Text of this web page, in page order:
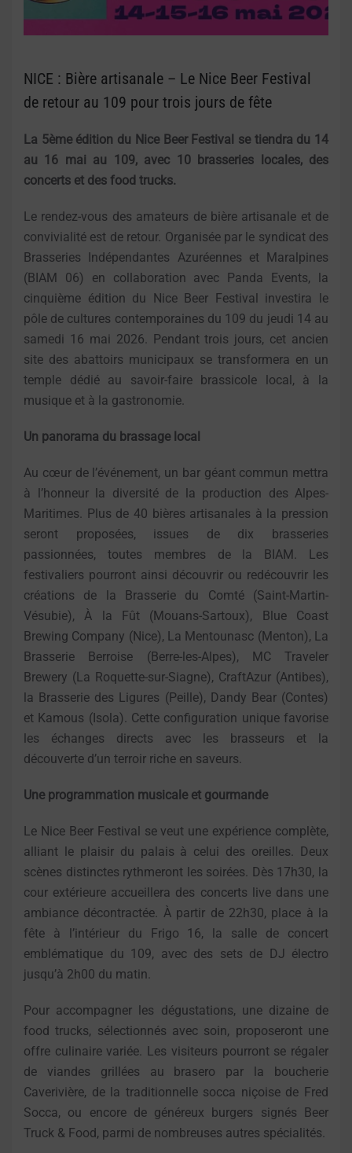
NICE : Bière artisanale – Le Nice Beer Festival
de retour au 109 pour trois jours de fête
La 5ème édition du Nice Beer Festival se tiendra du 14
au 16 mai au 109, avec 10 brasseries locales, des
concerts et des food trucks.
Le rendez-vous des amateurs de bière artisanale et de
convivialité est de retour. Organisée par le syndicat des
Brasseries Indépendantes Azuréennes et Maralpines
(BIAM 06) en collaboration avec Panda Events, la
cinquième édition du Nice Beer Festival investira le
pôle de cultures contemporaines du 109 du jeudi 14 au
samedi 16 mai 2026. Pendant trois jours, cet ancien
site des abattoirs municipaux se transformera en un
temple dédié au savoir-faire brassicole local, à la
musique et à la gastronomie.
Un panorama du brassage local
Au cœur de l’événement, un bar géant commun mettra
à l’honneur la diversité de la production des Alpes-
Maritimes. Plus de 40 bières artisanales à la pression
seront proposées, issues de dix brasseries
passionnées, toutes membres de la BIAM. Les
festivaliers pourront ainsi découvrir ou redécouvrir les
créations de la Brasserie du Comté (Saint-Martin-
Vésubie), À la Fût (Mouans-Sartoux), Blue Coast
Brewing Company (Nice), La Mentounasc (Menton), La
Brasserie Berroise (Berre-les-Alpes), MC Traveler
Brewery (La Roquette-sur-Siagne), CraftAzur (Antibes),
la Brasserie des Ligures (Peille), Dandy Bear (Contes)
et Kamous (Isola). Cette configuration unique favorise
les échanges directs avec les brasseurs et la
découverte d’un terroir riche en saveurs.
Une programmation musicale et gourmande
Le Nice Beer Festival se veut une expérience complète,
alliant le plaisir du palais à celui des oreilles. Deux
scènes distinctes rythmeront les soirées. Dès 17h30, la
cour extérieure accueillera des concerts live dans une
ambiance décontractée. À partir de 22h30, place à la
fête à l’intérieur du Frigo 16, la salle de concert
emblématique du 109, avec des sets de DJ électro
jusqu’à 2h00 du matin.
Pour accompagner les dégustations, une dizaine de
food trucks, sélectionnés avec soin, proposeront une
offre culinaire variée. Les visiteurs pourront se régaler
de viandes grillées au brasero par la boucherie
Caverivière, de la traditionnelle socca niçoise de Fred
Socca, ou encore de généreux burgers signés Beer
Truck & Food, parmi de nombreuses autres spécialités.